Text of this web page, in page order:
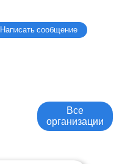
Написать сообщение
Все
организации